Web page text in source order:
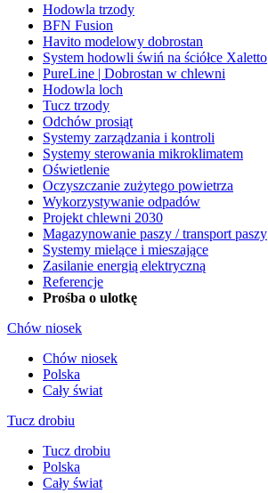
Hodowla trzody
BFN Fusion
Havito modelowy dobrostan
System hodowli świń na ściółce Xaletto
PureLine | Dobrostan w chlewni
Hodowla loch
Tucz trzody
Odchów prosiąt
Systemy zarządzania i kontroli
Systemy sterowania mikroklimatem
Oświetlenie
Oczyszczanie zużytego powietrza
Wykorzystywanie odpadów
Projekt chlewni 2030
Magazynowanie paszy / transport paszy
Systemy mielące i mieszające
Zasilanie energią elektryczną
Referencje
Prośba o ulotkę
Chów niosek
Chów niosek
Polska
Cały świat
Tucz drobiu
Tucz drobiu
Polska
Cały świat